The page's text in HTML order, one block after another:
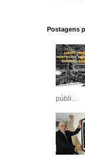
Postagens
públi...